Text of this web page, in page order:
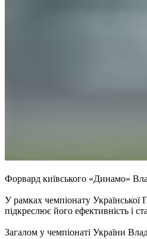
Форвард київського «Динамо»
У рамках чемпіонату Української
підкреслює його ефективність і
Загалом у чемпіонаті України